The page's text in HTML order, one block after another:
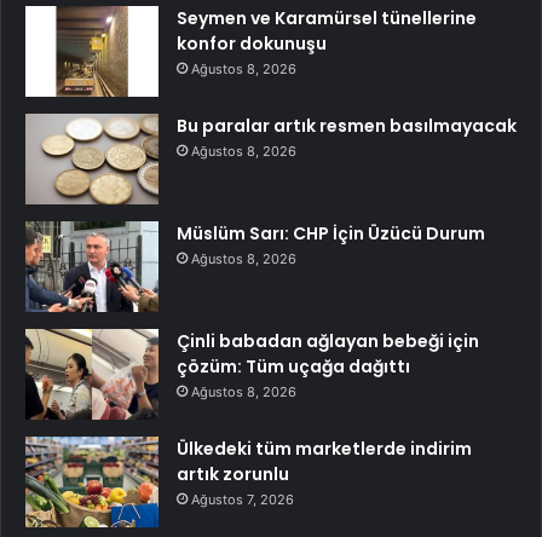
Seymen ve Karamürsel tünellerine
konfor dokunuşu
Ağustos 8, 2026
Bu paralar artık resmen basılmayacak
Ağustos 8, 2026
Müslüm Sarı: CHP İçin Üzücü Durum
Ağustos 8, 2026
Çinli babadan ağlayan bebeği için
çözüm: Tüm uçağa dağıttı
Ağustos 8, 2026
Ülkedeki tüm marketlerde indirim
artık zorunlu
Ağustos 7, 2026